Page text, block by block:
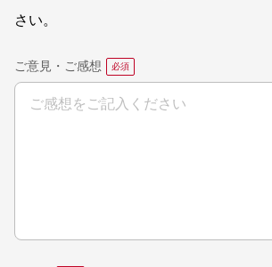
さい。
ご意見・ご感想